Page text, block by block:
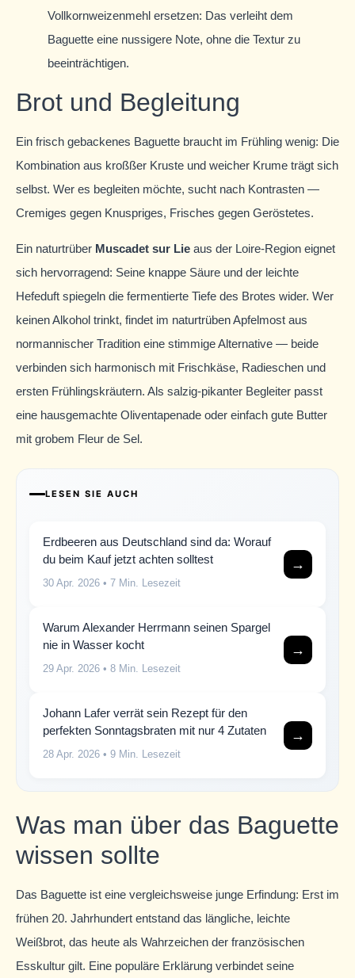
Vollkornweizenmehl ersetzen: Das verleiht dem
Baguette eine nussigere Note, ohne die Textur zu
beeinträchtigen.
Brot und Begleitung
Ein frisch gebackenes Baguette braucht im Frühling wenig: Die
Kombination aus kroßßer Kruste und weicher Krume trägt sich
selbst. Wer es begleiten möchte, sucht nach Kontrasten —
Cremiges gegen Knuspriges, Frisches gegen Geröstetes.
Ein naturtrüber Muscadet sur Lie aus der Loire-Region eignet
sich hervorragend: Seine knappe Säure und der leichte
Hefeduft spiegeln die fermentierte Tiefe des Brotes wider. Wer
keinen Alkohol trinkt, findet im naturtrüben Apfelmost aus
normannischer Tradition eine stimmige Alternative — beide
verbinden sich harmonisch mit Frischkäse, Radieschen und
ersten Frühlingskräutern. Als salzig-pikanter Begleiter passt
eine hausgemachte Oliventapenade oder einfach gute Butter
mit grobem Fleur de Sel.
LESEN SIE AUCH
Erdbeeren aus Deutschland sind da: Worauf
du beim Kauf jetzt achten solltest
30 Apr. 2026 • 7 Min. Lesezeit
→
Warum Alexander Herrmann seinen Spargel
nie in Wasser kocht
29 Apr. 2026 • 8 Min. Lesezeit
→
Johann Lafer verrät sein Rezept für den
perfekten Sonntagsbraten mit nur 4 Zutaten
28 Apr. 2026 • 9 Min. Lesezeit
→
Was man über das Baguette
wissen sollte
Das Baguette ist eine vergleichsweise junge Erfindung: Erst im
frühen 20. Jahrhundert entstand das längliche, leichte
Weißbrot, das heute als Wahrzeichen der französischen
Esskultur gilt. Eine populäre Erklärung verbindet seine